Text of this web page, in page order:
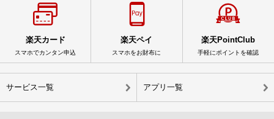
楽天カード
スマホでカンタン申込
楽天ペイ
スマホをお財布に
楽天PointClub
手軽にポイントを確認
サービス一覧 アプリ一覧